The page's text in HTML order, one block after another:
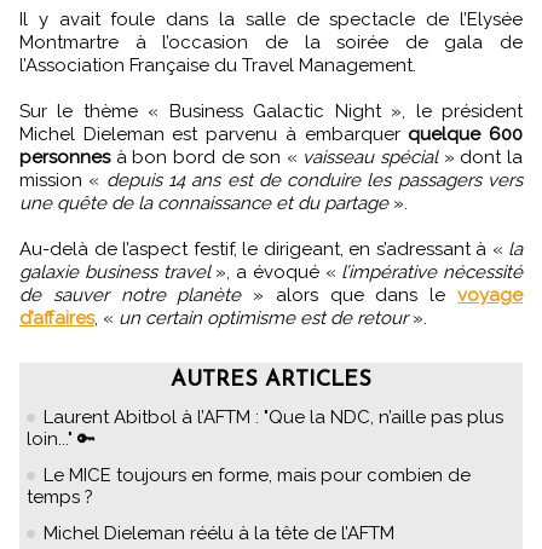
Il y avait foule dans la salle de spectacle de l’Elysée
Montmartre à l’occasion de la soirée de gala de
l’Association Française du Travel Management.
Sur le thème « Business Galactic Night », le président
Michel Dieleman est parvenu à embarquer quelque 600
personnesà bon bord de son « vaisseau spécial » dont la
mission « depuis 14 ans est de conduire les passagers vers
une quête de la connaissance et du partage».
Au-delà de l’aspect festif, le dirigeant, en s’adressant à « la
galaxie business travel », a évoqué « l’impérative nécessité
de sauver notre planète» alors que dans levoyage
d’affaires, « un certain optimisme est de retour».
AUTRES ARTICLES
Laurent Abitbol à l’AFTM : "Que la NDC, n’aille pas plus
loin..." 🔑
Le MICE toujours en forme, mais pour combien de
temps ?
Michel Dieleman réélu à la tête de l’AFTM